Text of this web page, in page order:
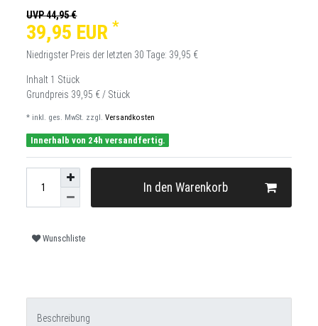
UVP 44,95 €
39,95 EUR *
Niedrigster Preis der letzten 30 Tage: 39,95 €
Inhalt 1 Stück
Grundpreis 39,95 € / Stück
* inkl. ges. MwSt. zzgl. Versandkosten
Innerhalb von 24h versandfertig.
In den Warenkorb
Wunschliste
Beschreibung